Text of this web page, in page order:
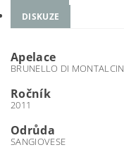
DISKUZE
Apelace
BRUNELLO DI
Ročník
2011
Odrůda
SANGIOVESE